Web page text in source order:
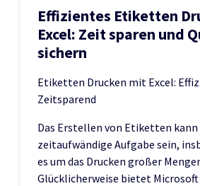
Effizientes Etiketten
Excel: Zeit sparen und
sichern
Etiketten Drucken mit Excel:
Zeitsparend
Das Erstellen von Etiketten kann
zeitaufwändige Aufgabe sein,
es um das Drucken großer
Glücklicherweise bietet Microsoft